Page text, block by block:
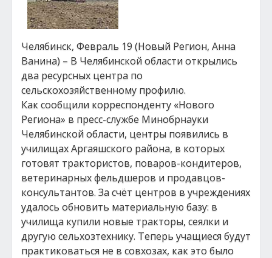
Челябинск, Февраль 19 (Новый Регион, Анна
Ванина) – В Челябинской области открылись
два ресурсных центра по
сельскохозяйственному профилю.
Как сообщили корреспонденту «Нового
Региона» в пресс-службе Минобрнауки
Челябинской области, центры появились в
училищах Аргаяшского района, в которых
готовят трактористов, поваров-кондитеров,
ветеринарных фельдшеров и продавцов-
консультантов. За счёт центров в учреждениях
удалось обновить материальную базу: в
училища купили новые тракторы, сеялки и
другую сельхозтехнику. Теперь учащиеся будут
практиковаться не в совхозах, как это было